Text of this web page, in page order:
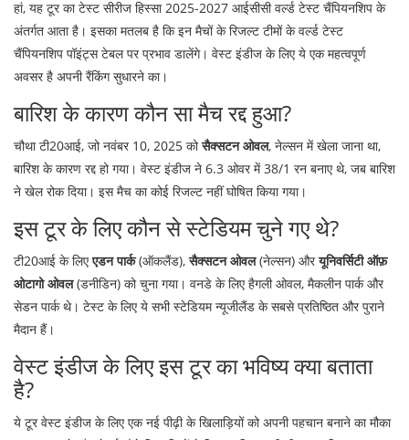
हां, यह टूर का टेस्ट सीरीज हिस्सा 2025-2027 आईसीसी वर्ल्ड टेस्ट चैंपियनशिप के
अंतर्गत आता है। इसका मतलब है कि इन मैचों के रिजल्ट टीमों के वर्ल्ड टेस्ट
चैंपियनशिप पॉइंट्स टेबल पर प्रभाव डालेंगे। वेस्ट इंडीज के लिए ये एक महत्वपूर्ण
अवसर है अपनी रैंकिंग सुधारने का।
बारिश के कारण कौन सा मैच रद्द हुआ?
चौथा टी20आई, जो नवंबर 10, 2025 कोसैक्सटन ओवल, नेल्सन में खेला जाना था,
बारिश के कारण रद्द हो गया। वेस्ट इंडीज ने 6.3 ओवर में 38/1 रन बनाए थे, जब बारिश
ने खेल रोक दिया। इस मैच का कोई रिजल्ट नहीं घोषित किया गया।
इस टूर के लिए कौन से स्टेडियम चुने गए थे?
टी20आई के लिएएडन पार्क(ऑकलैंड),सैक्सटन ओवल(नेल्सन) औरयूनिवर्सिटी ऑफ़
ओटागो ओवल(डनीडिन) को चुना गया। वनडे के लिए हैगली ओवल, मैकलीन पार्क और
सेडन पार्क थे। टेस्ट के लिए ये सभी स्टेडियम न्यूजीलैंड के सबसे प्रतिष्ठित और पुराने
मैदान हैं।
वेस्ट इंडीज के लिए इस टूर का भविष्य क्या बताता
है?
ये टूर वेस्ट इंडीज के लिए एक नई पीढ़ी के खिलाड़ियों को अपनी पहचान बनाने का मौका